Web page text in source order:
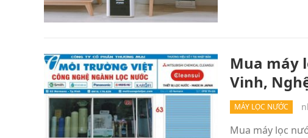
Mua máy
Vinh,
MÁY LỌC NƯỚC
Mua máy lọc